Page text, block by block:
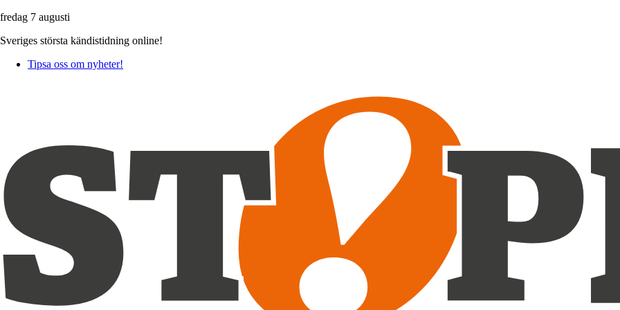
fredag 7 augusti
Sveriges största kändistidning online!
Tipsa oss om nyheter!